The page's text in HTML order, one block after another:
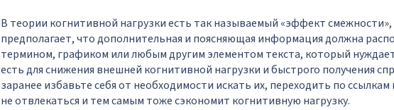
В теории когнитивной нагрузки есть так называемый «эффект
предполагает, что дополнительная и поясняющая информация должна
термином, графиком или любым другим элементом текста, который
есть для снижения внешней когнитивной нагрузки и быстрого получения
заранее избавьте себя от необходимости искать их, переходить по
не отвлекаться и тем самым тоже сэкономит когнитивную нагрузку.